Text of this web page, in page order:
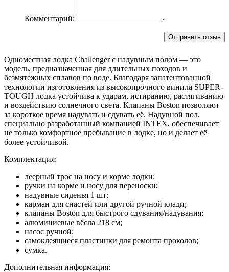
Комментарий:
Одноместная лодка Challenger с надувным полом — это
модель, предназначенная для длительных походов и
безмятежных сплавов по воде. Благодаря запатентованной
технологии изготовления из высокопрочного винила SUPER-
TOUGH лодка устойчива к ударам, истиранию, растягиванию
и воздействию солнечного света. Клапаны Boston позволяют
за короткое время надувать и сдувать её. Надувной пол,
специально разработанный компанией INTEX, обеспечивает
не только комфортное пребывание в лодке, но и делает её
более устойчивой.
Комплектация:
леерный трос на носу и корме лодки;
ручки на корме и носу для переноски;
надувные сиденья 1 шт;
карман для снастей или другой ручной клади;
клапаны Boston для быстрого сдувания/надувания;
алюминиевые вёсла 218 см;
насос ручной;
самоклеящиеся пластинки для ремонта проколов;
сумка.
Дополнительная информация: